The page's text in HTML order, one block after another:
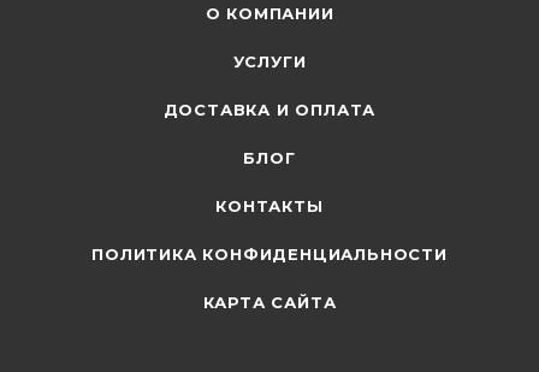
О КОМПАНИИ
УСЛУГИ
ДОСТАВКА И ОПЛАТА
БЛОГ
КОНТАКТЫ
ПОЛИТИКА КОНФИДЕНЦИАЛЬНОСТИ
КАРТА САЙТА